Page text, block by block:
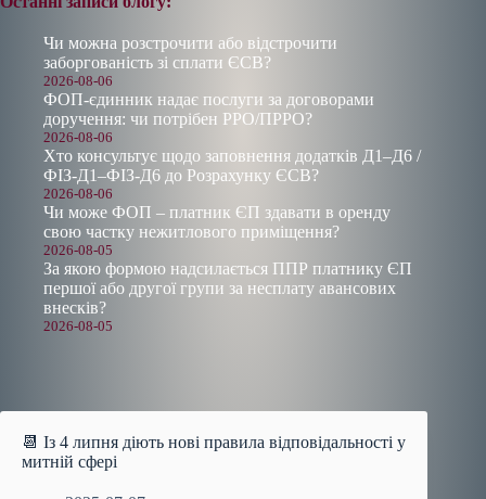
📆 Із 4 липня діють нові правила відповідальності у
митній сфері
Чи можна розстрочити або відстрочити
заборгованість зі сплати ЄСВ?
2026-08-06
ФОП-єдинник надає послуги за договорами
доручення: чи потрібен РРО/ПРРО?
2026-08-06
Хто консультує щодо заповнення додатків Д1–Д6 /
ФІЗ-Д1–ФІЗ-Д6 до Розрахунку ЄСВ?
2026-08-06
Чи може ФОП – платник ЄП здавати в оренду
свою частку нежитлового приміщення?
2026-08-05
За якою формою надсилається ППР платнику ЄП
першої або другої групи за несплату авансових
внесків?
2026-08-05